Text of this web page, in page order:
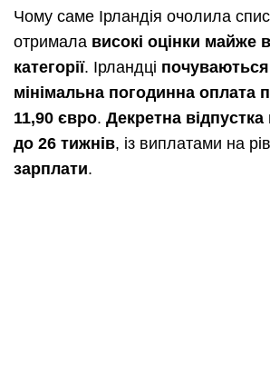
Чому саме Ірландія очолила
отримала високі оцінки майже
категорії. Ірландці почуваються
мінімальна погодинна оплата
11,90 євро. Декретна відпустка
до 26 тижнів, із виплатами на
зарплати.